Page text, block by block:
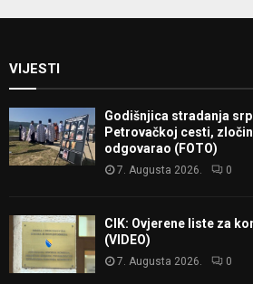
VIJESTI
Godišnjica stradanja
Petrovačkoj cesti,
odgovarao (FOTO)
7. Augusta 2026. 0
CIK: Ovjerene liste za
(VIDEO)
7. Augusta 2026. 0